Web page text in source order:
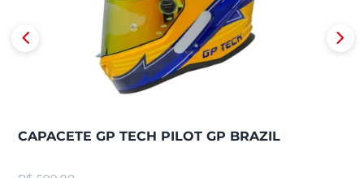
CAPACETE GP TECH PILOT GP BRAZIL